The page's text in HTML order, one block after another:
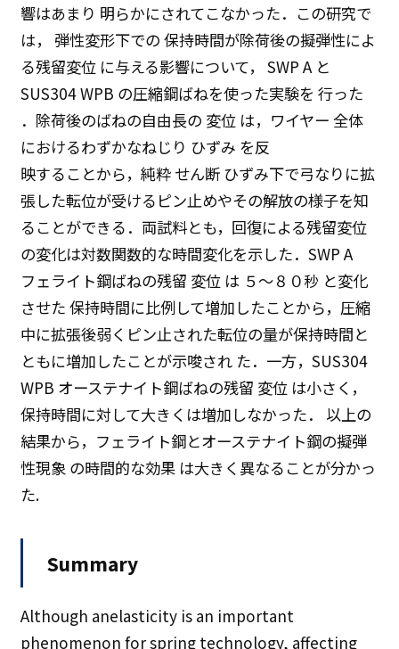
響はあまり 明らかにされてこなかった．この研究で
は， 弾性変形下での 保持時間が除荷後の擬弾性によ
る残留変位 に与える影響について， SWP A と
SUS304 WPB の圧縮鋼ばねを使った実験を 行った
．除荷後のばねの自由長の 変位 は，ワイヤー 全体
におけるわずかなねじり ひずみ を反
映することから，純粋 せん断 ひずみ下で弓なりに拡
張した転位が受けるピン止めやその解放の様子を知
ることができる．両試料とも，回復による残留変位
の変化は対数関数的な時間変化を示した．SWP A
フェライト鋼ばねの残留 変位 は ５〜８０秒 と変化
させた 保持時間に比例して増加したことから，圧縮
中に拡張後弱くピン止された転位の量が保持時間と
ともに増加したことが示唆され た．一方，SUS304
WPB オーステナイト鋼ばねの残留 変位 は小さく，
保持時間に対して大きくは増加しなかった． 以上の
結果から，フェライト鋼とオーステナイト鋼の擬弾
性現象 の時間的な効果 は大きく異なることが分かっ
た.
Summary
Although anelasticity is an important
phenomenon for spring technology, affecting